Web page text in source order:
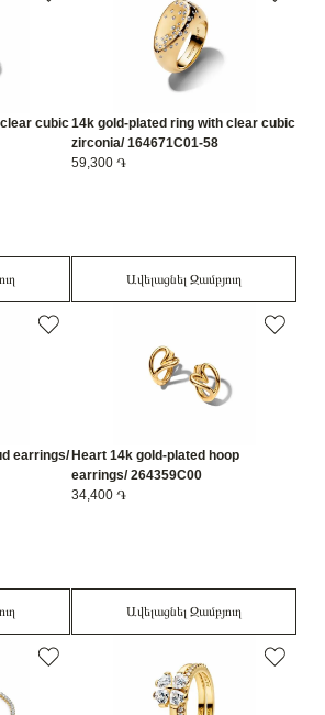
cubic14k gold-plated ring with clear cubic
zirconia/ 164671C01-58
59,300 ֏
Ավելացնել Զամբյուղ
earrings/Heart 14k gold-plated hoop
earrings/ 264359C00
34,400 ֏
Ավելացնել Զամբյուղ